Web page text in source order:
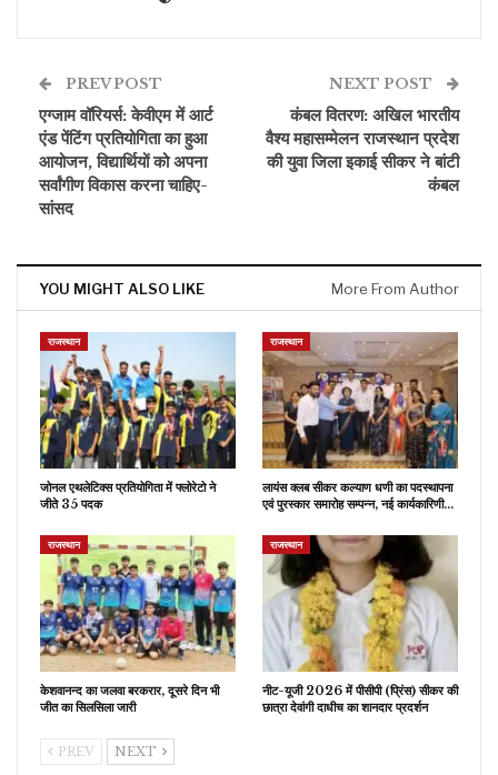
PREV POST
एग्जाम वॉरियर्स: केवीएम में आर्ट
एंड पेंटिंग प्रतियोगिता का हुआ
आयोजन, विद्यार्थियों को अपना
सर्वांगीण विकास करना चाहिए-
सांसद
NEXT POST
कंबल वितरण: अखिल भारतीय
वैश्य महासम्मेलन राजस्थान प्रदेश
की युवा जिला इकाई सीकर ने बांटी
कंबल
YOU MIGHT ALSO LIKE More From Author
राजस्थान
जोनल एथलेटिक्स प्रतियोगिता में फ्लोरेटो ने
जीते 35 पदक
राजस्थान
लायंस क्लब सीकर कल्याण धणी का पदस्थापना
एवं पुरस्कार समारोह सम्पन्न, नई कार्यकारिणी…
राजस्थान
केशवानन्द का जलवा बरकरार, दूसरे दिन भी
जीत का सिलसिला जारी
राजस्थान
नीट-यूजी 2026 में पीसीपी (प्रिंस) सीकर की
छात्रा देवांगी दाधीच का शानदार प्रदर्शन
PREV NEXT